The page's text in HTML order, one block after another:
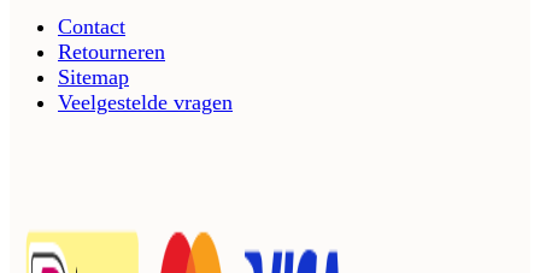
Contact
Retourneren
Sitemap
Veelgestelde vragen